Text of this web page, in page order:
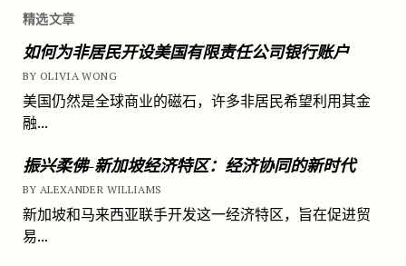
精选文章
如何为非居民开设美国有限责任公司银行账户
BY OLIVIA WONG
美国仍然是全球商业的磁石，许多非居民希望利用其金
融...
振兴柔佛-新加坡经济特区：经济协同的新时代
BY ALEXANDER WILLIAMS
新加坡和马来西亚联手开发这一经济特区，旨在促进贸
易...